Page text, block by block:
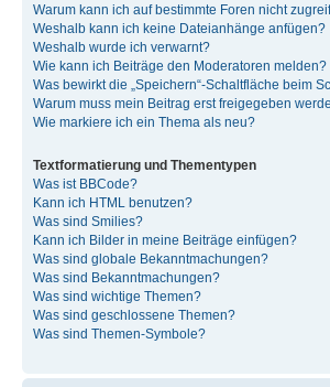
Warum kann ich auf bestimmte Foren nicht
Weshalb kann ich keine Dateianhänge anfügen?
Weshalb wurde ich verwarnt?
Wie kann ich Beiträge den Moderatoren melden?
Was bewirkt die „Speichern“-Schaltfläche beim
Warum muss mein Beitrag erst freigegeben
Wie markiere ich ein Thema als neu?
Textformatierung und Thementypen
Was ist BBCode?
Kann ich HTML benutzen?
Was sind Smilies?
Kann ich Bilder in meine Beiträge einfügen?
Was sind globale Bekanntmachungen?
Was sind Bekanntmachungen?
Was sind wichtige Themen?
Was sind geschlossene Themen?
Was sind Themen-Symbole?